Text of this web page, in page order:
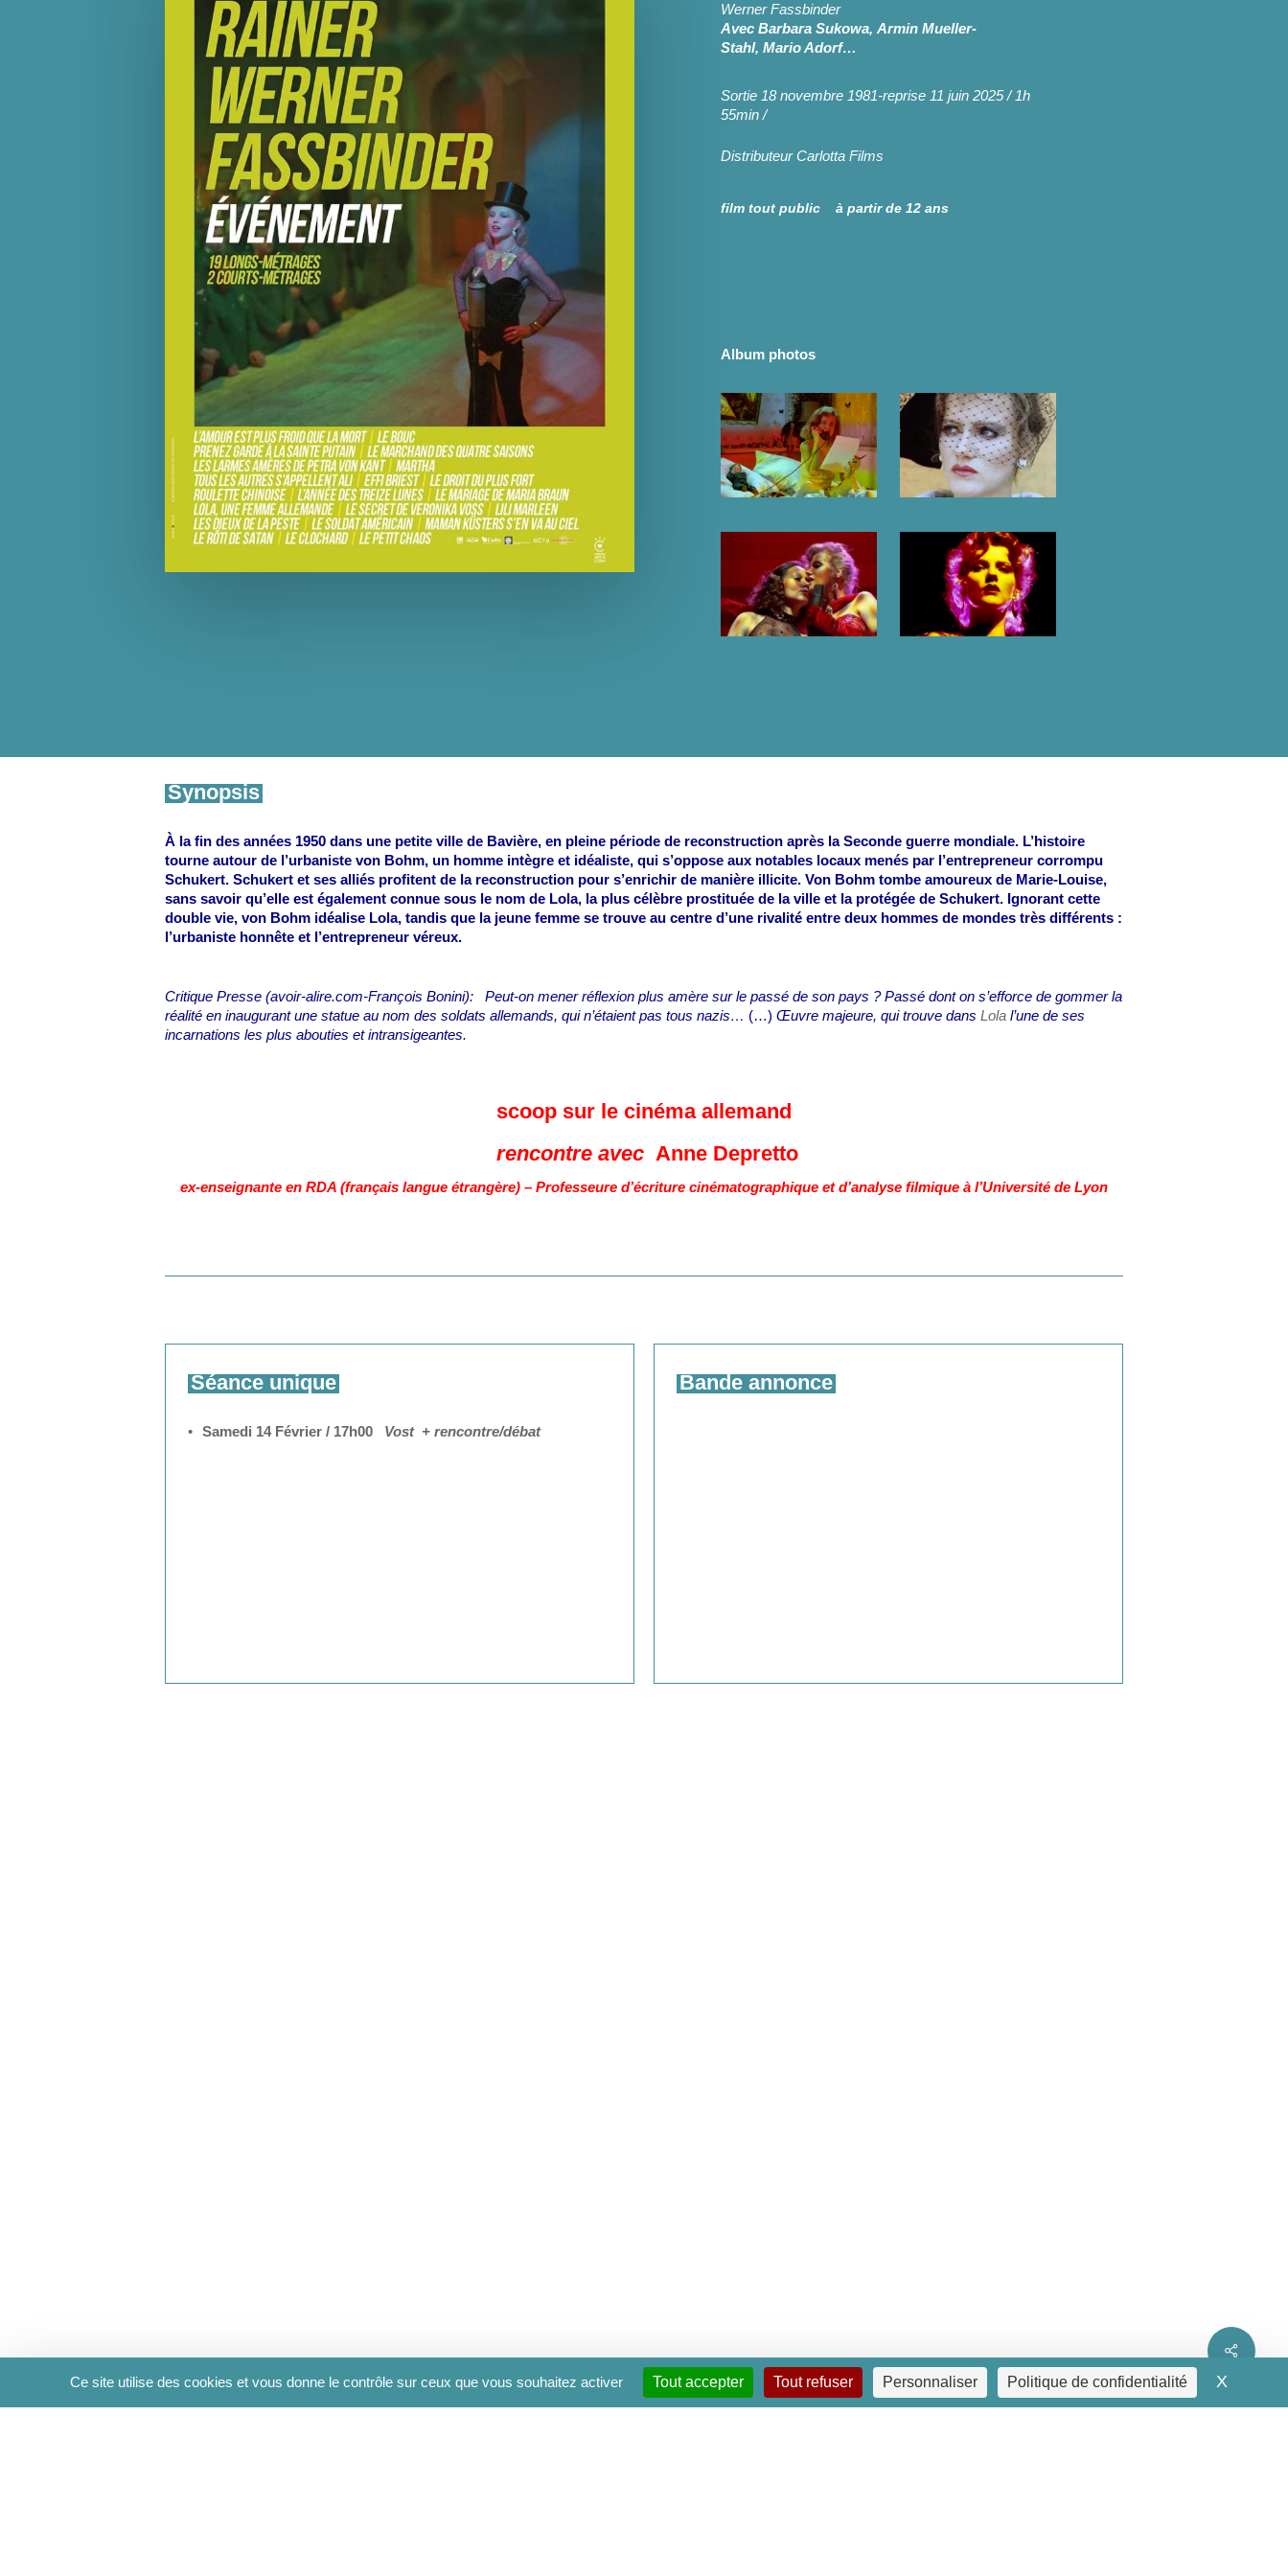
Ce site utilise des cookies et vous donne le contrôle sur ceux que vous souhaitez activer Tout accepter Tout refuser Personnaliser Politique de confidentialité X
Werner Fassbinder
AvecBarbara Sukowa, Armin Mueller-
Stahl, Mario Adorf…
Sortie 18 novembre 1981-reprise11 juin 2025 / 1h
55min/
DistributeurCarlotta Films
film tout public à partir de 12 ans
Album photos
Synopsis
À la fin des années 1950 dans une petite ville de Bavière, en pleine période de reconstruction après la Seconde guerre mondiale. L’histoire
tourne autour de l’urbaniste von Bohm, un homme intègre et idéaliste, qui s’oppose aux notables locaux menés par l’entrepreneur corrompu
Schukert. Schukert et ses alliés profitent de la reconstruction pour s’enrichir de manière illicite. Von Bohm tombe amoureux de Marie-Louise,
sans savoir qu’elle est également connue sous le nom de Lola, la plus célèbre prostituée de la ville et la protégée de Schukert. Ignorant cette
double vie, von Bohm idéalise Lola, tandis que la jeune femme se trouve au centre d’une rivalité entre deux hommes de mondes très différents :
l’urbaniste honnête et l’entrepreneur véreux.
Critique Presse (avoir-alire.com-François Bonini): Peut-on mener réflexion plus amère sur le passé de son pays ? Passé dont on s’efforce de gommer la
réalité en inaugurant une statue au nom des soldats allemands, qui n’étaient pas tous nazis… (…)Œuvre majeure, qui trouve dansLola l’une de ses
incarnations les plus abouties et intransigeantes.
scoop sur le cinéma allemand
rencontre avec Anne Depretto
ex-enseignante en RDA (français langue étrangère) – Professeure d’écriture cinématographique et d’analyse filmique à l’Université de Lyon
Séance unique
Samedi 14 Février / 17h00 Vost + rencontre/débat
Bande annonce
Share